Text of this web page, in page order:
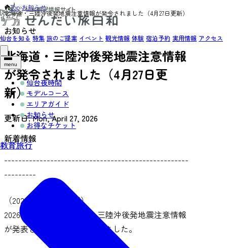
仙台を知る 特集 旅のご提案 イベント 観光情報 体験 宿泊予約 実用情報 アクセス
menu
仙台夜時間
モデルコース
エリアガイド
お知らせ
お得なチケット
教育旅行
Top›お知らせ›
北海道・三陸沖後発地震注意情報が発令されました（4月27日更新）
お知らせ
北海道・三陸沖後発地震注意情報
が発令されました（4月27日更
新）
更新日:Mon, April 27, 2026
新着情報
----------------------------------------------------
---------
（2026年4月27日更新）
2026年4月20日
北海道・三陸沖後発地震注意情報
が発表されて1週間が経過しました。